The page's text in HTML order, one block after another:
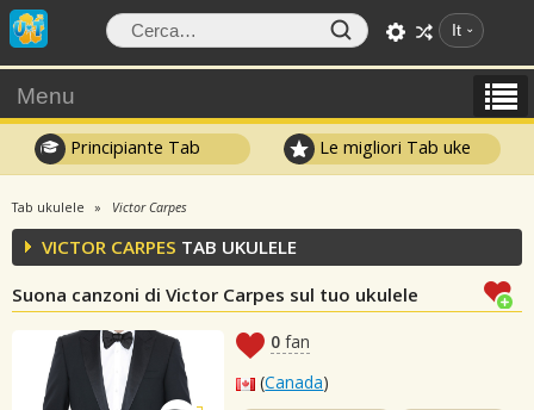
It
Menu
Principiante Tab Le migliori Tab uke
Tab ukulele Victor Carpes
VICTOR CARPES TAB UKULELE
Suona canzoni di Victor Carpes sul tuo ukulele
0 fan
(Canada)